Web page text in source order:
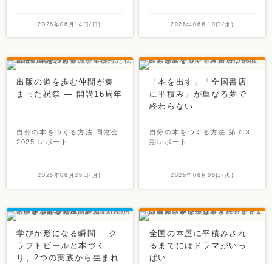
2026年06月14日(日) 2026年06月10日(水)
出版の道を歩む仲間が集
まった祝祭 ― 開講16周年
自分の本をつくる方法 同窓会
2025 レポート
2025年08月25日(月)
「本を出す」「全国書店
に平積み」が単なる夢で
終わらない
自分の本をつくる方法 第７３
期レポート
2025年08月05日(火)
学びが形になる瞬間 – ク
ラフトビールと本づく
り、2つの実践から生まれ
全国の本屋に平積みされ
るまでにはドラマがいっ
ぱい